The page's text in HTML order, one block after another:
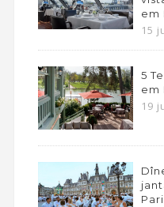
em
15
5
em
19